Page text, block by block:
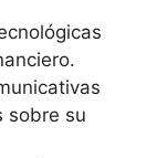
sobre su